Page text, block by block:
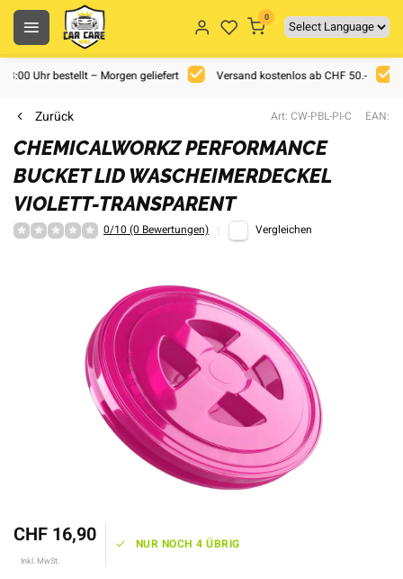
0
Uhr bestellt – Morgen geliefert Versand kostenlos ab CHF 50.-
Zurück Art: CW-PBL-PI-C EAN:
CHEMICALWORKZ PERFORMANCE
BUCKET LID WASCHEIMERDECKEL
VIOLETT-TRANSPARENT
0/10 (0 Bewertungen) Vergleichen
CHF 16,90
Inkl. MwSt.
NUR NOCH 4 ÜBRIG